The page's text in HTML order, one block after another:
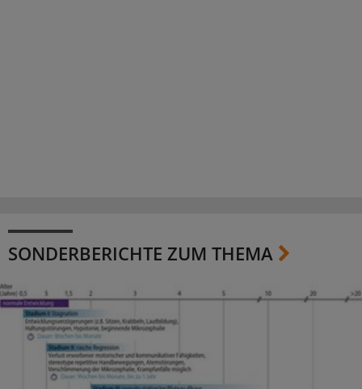
SONDERBERICHTE ZUM THEMA